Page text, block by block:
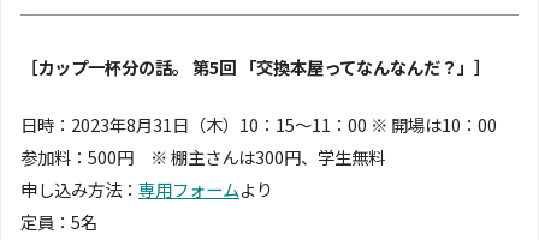
［カップ一杯分の話。 第5回 「交換本屋ってなんなんだ？」］
日時：2023年8月31日（木）10：15〜11：00 ※ 開場は10：00
参加料：500円 ※ 棚主さんは300円、学生無料
申し込み方法： 専用フォームより
定員：5名